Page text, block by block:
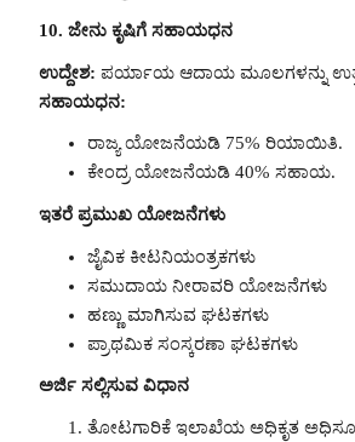
10. ಜೇನು ಕೃಷಿಗೆ ಸಹಾಯಧನ
ಉದ್ದೇಶ: ಪರ್ಯಾಯ ಆದಾಯ ಮೂಲಗಳನ್ನು
ಸಹಾಯಧನ:
ರಾಜ್ಯ ಯೋಜನೆಯಡಿ 75% ರಿಯಾಯಿತಿ.
ಕೇಂದ್ರ ಯೋಜನೆಯಡಿ 40% ಸಹಾಯ.
ಇತರೆ ಪ್ರಮುಖ ಯೋಜನೆಗಳು
ಜೈವಿಕ ಕೀಟನಿಯಂತ್ರಕಗಳು
ಸಮುದಾಯ ನೀರಾವರಿ ಯೋಜನೆಗಳು
ಹಣ್ಣು ಮಾಗಿಸುವ ಘಟಕಗಳು
ಪ್ರಾಥಮಿಕ ಸಂಸ್ಕರಣಾ ಘಟಕಗಳು
ಅರ್ಜಿ ಸಲ್ಲಿಸುವ ವಿಧಾನ
ತೋಟಗಾರಿಕೆ ಇಲಾಖೆಯ ಅಧಿಕೃತ